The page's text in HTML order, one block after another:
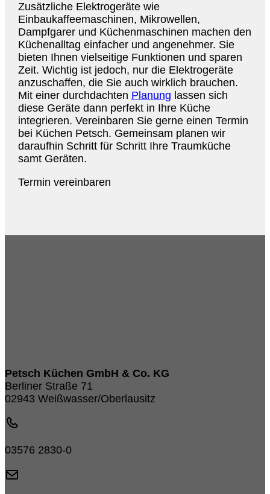
Zusätzliche Elektrogeräte wie
Einbaukaffeemaschinen, Mikrowellen,
Dampfgarer und Küchenmaschinen machen den
Küchenalltag einfacher und angenehmer. Sie
bieten Ihnen vielseitige Funktionen und sparen
Zeit. Wichtig ist jedoch, nur die Elektrogeräte
anzuschaffen, die Sie auch wirklich brauchen.
Mit einer durchdachten Planung lassen sich
diese Geräte dann perfekt in Ihre Küche
integrieren. Vereinbaren Sie gerne einen Termin
bei Küchen Petsch. Gemeinsam planen wir
daraufhin Schritt für Schritt Ihre Traumküche
samt Geräten.
Termin vereinbaren
Petsch Küchen GmbH & Co. KG
Berliner Straße 71
02943 Weißwasser/Oberlausitz
03576 2830-0